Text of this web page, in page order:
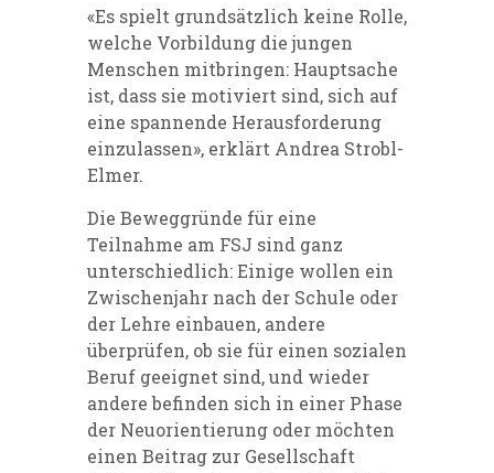
«Es spielt grundsätzlich keine Rolle,
welche Vorbildung die jungen
Menschen mitbringen: Hauptsache
ist, dass sie motiviert sind, sich auf
eine spannende Herausforderung
einzulassen», erklärt Andrea Strobl-
Elmer.
Die Beweggründe für eine
Teilnahme am FSJ sind ganz
unterschiedlich: Einige wollen ein
Zwischenjahr nach der Schule oder
der Lehre einbauen, andere
überprüfen, ob sie für einen sozialen
Beruf geeignet sind, und wieder
andere befinden sich in einer Phase
der Neuorientierung oder möchten
einen Beitrag zur Gesellschaft